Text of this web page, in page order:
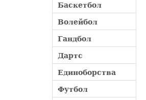
Баскетбол
Волейбол
Гандбол
Дартс
Единоборства
Футбол